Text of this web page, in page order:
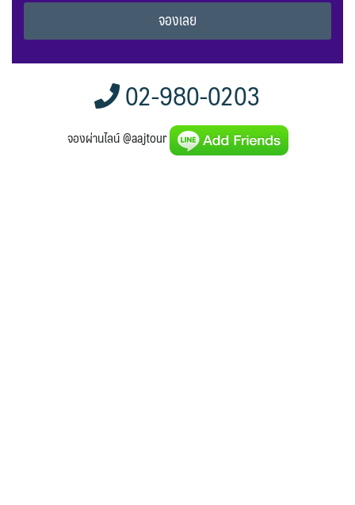
Alternative:
02-980-0203
จองผ่านไลน์ @aajtour